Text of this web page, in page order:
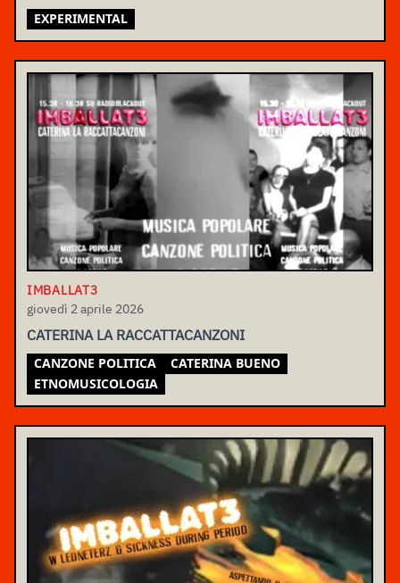
EXPERIMENTAL
IMBALLAT3
giovedì 2 aprile 2026
CATERINA LA RACCATTACANZONI
CANZONE POLITICA
CATERINA BUENO
ETNOMUSICOLOGIA